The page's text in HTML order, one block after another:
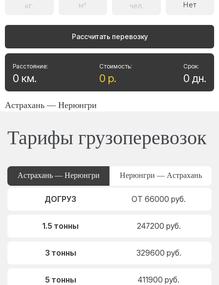
Нет
Рассчитать перевозку
Стоимость:
0 р.
Расстояние:
0 км.
Срок:
0 дн.
Астрахань — Нерюнгри
Тарифы грузоперевозок
Астрахань — Нерюнгри Нерюнгри — Астрахань
ДОГРУЗ ОТ 66000 руб.
1.5 тонны 247200 руб.
3 тонны 329600 руб.
5 тонны 411900 руб.